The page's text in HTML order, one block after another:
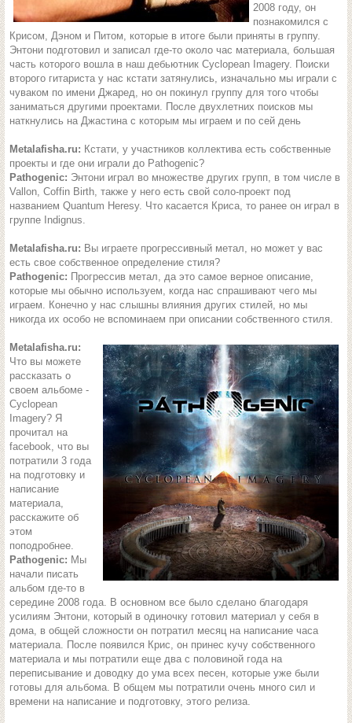
2008 году, он
познакомился с
Крисом, Дэном и Питом, которые в итоге были приняты в группу.
Энтони подготовил и записал где-то около час материала, большая
часть которого вошла в наш дебьютник Cyclopean Imagery. Поиски
второго гитариста у нас кстати затянулись, изначально мы играли с
чуваком по имени Джаред, но он покинул группу для того чтобы
заниматься другими проектами. После двухлетних поисков мы
наткнулись на Джастина с которым мы играем и по сей день
Metalafisha.ru: Кстати, у участников коллектива есть собственные
проекты и где они играли до Pathogenic?
Pathogenic: Энтони играл во множестве других групп, в том числе в
Vallon, Coffin Birth, также у него есть свой соло-проект под
названием Quantum Heresy. Что касается Криса, то ранее он играл в
группе Indignus.
Metalafisha.ru: Вы играете прогрессивный метал, но может у вас
есть свое собственное определение стиля?
Pathogenic: Прогрессив метал, да это самое верное описание,
которые мы обычно используем, когда нас спрашивают чего мы
играем. Конечно у нас слышны влияния других стилей, но мы
никогда их особо не вспоминаем при описании собственного стиля.
Metalafisha.ru:
Что вы можете
рассказать о
своем альбоме -
Cyclopean
Imagery? Я
прочитал на
facebook, что вы
потратили 3 года
на подготовку и
написание
материала,
расскажите об
этом
поподробнее.
Pathogenic: Мы
начали писать
альбом где-то в
середине 2008 года. В основном все было сделано благодаря
усилиям Энтони, который в одиночку готовил материал у себя в
дома, в общей сложности он потратил месяц на написание часа
материала. После появился Крис, он принес кучу собственного
материала и мы потратили еще два с половиной года на
переписывание и доводку до ума всех песен, которые уже были
готовы для альбома. В общем мы потратили очень много сил и
времени на написание и подготовку, этого релиза.